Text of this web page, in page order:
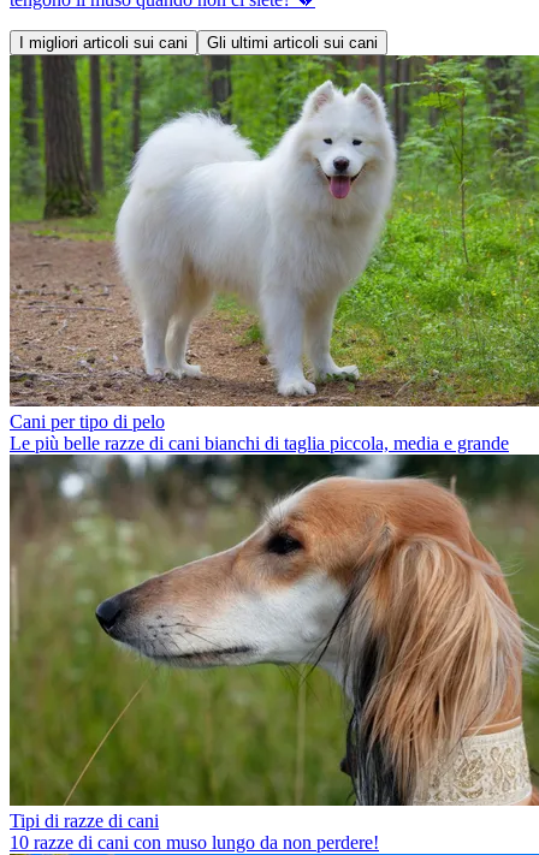
I migliori articoli sui cani Gli ultimi articoli sui cani
Cani per tipo di pelo
Le più belle razze di cani bianchi di taglia piccola, media e grande
Tipi di razze di cani
10 razze di cani con muso lungo da non perdere!